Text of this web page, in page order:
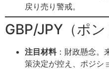
戻り売り警戒。
GBP/JPY（ポン
注目材料：財政懸念。
策決定が控え、ポジシ